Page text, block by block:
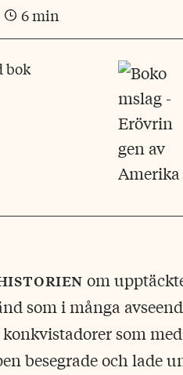
6 min
bok
om
som i många
som
besegrade och lade